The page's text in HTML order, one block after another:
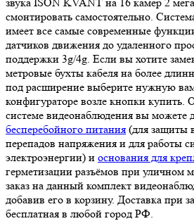
смонтировать самостоятельно.
имеет все самые современные
датчиков движения до удаленного
поддержки 3g/4g. Если вы хотите
метровые бухты кабеля на более
под расширение выберите нужную
конфигураторе возле кнопки купить.
системе видеонаблюдения вы можете
бесперебойного питания (для защиты
перепадов напряжения и для работы
электроэнергии) и основания для
герметизации разъёмов при уличном
заказ на данный комплект
добавив его в корзину. Доставка при
бесплатная в любой город РФ.